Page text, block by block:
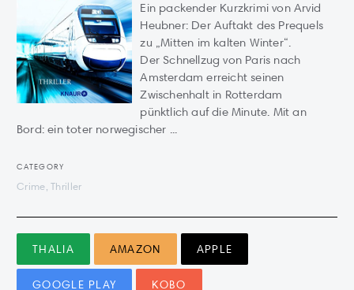
Ein packender Kurzkrimi von Arvid
Heubner: Der Auftakt des Prequels
zu „Mitten im kalten Winter“.
Der Schnellzug von Paris nach
Amsterdam erreicht seinen
Zwischenhalt in Rotterdam
pünktlich auf die Minute. Mit an
Bord: ein toter norwegischer ...
CATEGORY
Crime, Thriller
THALIA AMAZON APPLE
GOOGLE PLAY KOBO